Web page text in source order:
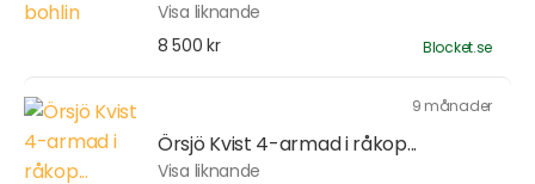
Visa liknande
8 500 kr
Blocket.se
9 månader
Örsjö Kvist 4-armad i råkop...
Visa liknande